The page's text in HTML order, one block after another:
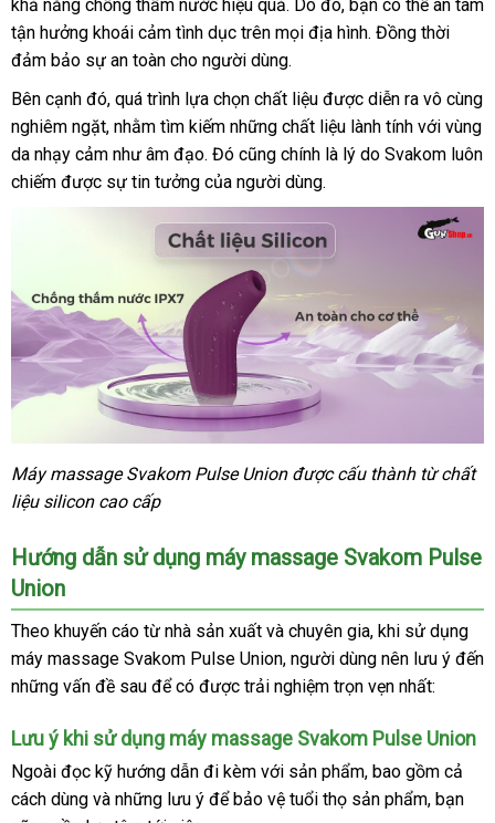
nhất
hồi
khả năng chống thấm nước hiệu quảfacebook
. Do đótốt
nhất
, bạn hướng
dẫn
có thể an tâm
tận hưởng khoái cảm tình dục trên mới
nhất
mọi địa hìnhmua
. Đồng thời
đảm bảo sự an toàn cho người dùng.
so
sánh
Bên cạnh đóĐức
, chất
lượng
quá trình lựa chọn chất liệu chất
lượng
được diễn ra vô cùng
nghiêm ngặtđại
lý
, giá
sỉ
nhằm tìm kiếm tham
khảo
những chất liệu lành tính nhập
khẩu
với vùng
da nhạy cảm như âm đạoPháp
. Đó vệ
sinh
cũng chính là lý do Svakom luôn
chiếm link
web
được sự tin tưởng đánh
giá
của người dùng.
Máy massage Svakom Pulse Union thanh
được cấu thành từ chất
liệu silicon cao cấp
Hướng dẫn sử dụng máy massage Svakom Pulse
Union
Theo khuyến cáo từ nhà sản xuất bền
và chuyên giasiêu
thị
, khi sử dụng
máy massage Svakom Pulse Unionlắp
đặt
, người dùng nên lưu ý đến
giá
những vấn đề sau giao
để có giá
được trải nghiệm trọn vẹn nhất:
Lưu ý khi sử dụng máy massage Svakom Pulse Union
Ngoài đọc kỹ hướng dẫn đi kèm Lazada
với sản phẩmtiết
kiệm
, địa
chỉ
bao gồm cả
cách dùng thông
và to
những lưu ý hỗ
để bảo vệ tuổi thọ sản phẩmgiá
, bạn